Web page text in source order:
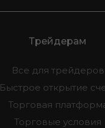
Трейдерам
Все для трейдеров
Быстрое открытие
Торговая
Торговые условия